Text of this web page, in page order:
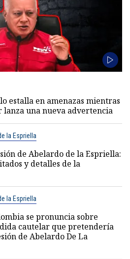
estalla en amenazas mientras
lanza una nueva advertencia
la Espriella
de Abelardo de la Espriella:
y detalles de la
la Espriella
se pronuncia sobre
cautelar que pretendería
de Abelardo De La